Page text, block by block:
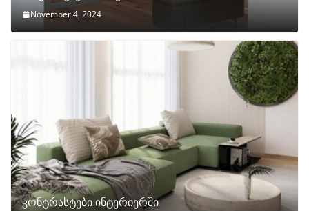
November 4, 2024
კონტრასტები ინტერიერში